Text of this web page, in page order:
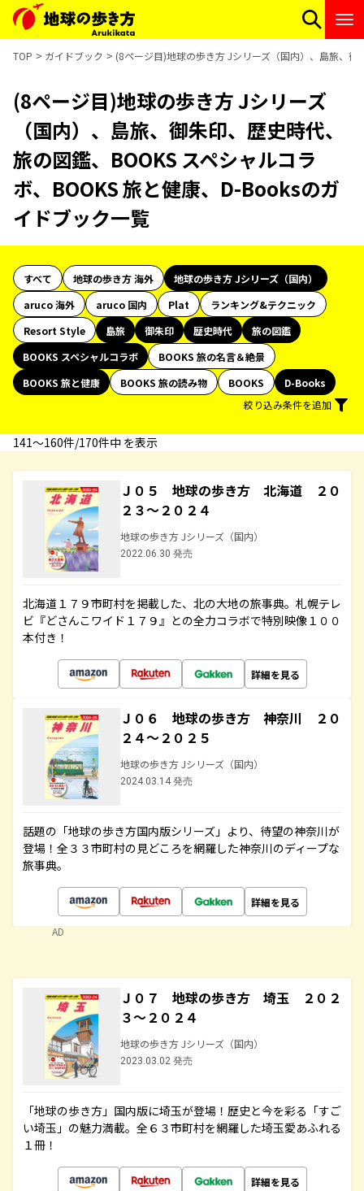
TOP ガイドブック (8ページ目)地球の歩き方 Jシリーズ（国内）、島旅、
(8ページ目)地球の歩き方 Jシリーズ
（国内）、島旅、御朱印、歴史時代、
旅の図鑑、BOOKS スペシャルコラ
ボ、BOOKS 旅と健康、D-Booksのガ
イドブック一覧
すべて 地球の歩き方 海外
地球の歩き方 Jシリーズ（国内）
aruco 海外
aruco 国内 Plat
ランキング&テクニック
Resort Style
島旅 御朱印 歴史時代
旅の図鑑
BOOKS スペシャルコラボ
BOOKS 旅の名言＆絶景
BOOKS 旅と健康
BOOKS 旅の読み物 BOOKS
D-Books
絞り込み条件を追加
141〜160件/170件中 を表示
Ｊ０５ 地球の歩き方 北海道 ２０
２３～２０２４
地球の歩き方 Jシリーズ（国内）
2022.06.30 発売
北海道１７９市町村を掲載した、北の大地の旅事典。札幌テレ
ビ『どさんこワイド１７９』との全力コラボで特別映像１００
本付き！
詳細を見る
Ｊ０６ 地球の歩き方 神奈川 ２０
２４～２０２５
地球の歩き方 Jシリーズ（国内）
2024.03.14 発売
話題の「地球の歩き方国内版シリーズ」より、待望の神奈川が
登場！全３３市町村の見どころを網羅した神奈川のディープな
旅事典。
詳細を見る
AD
Ｊ０７ 地球の歩き方 埼玉 ２０２
３～２０２４
地球の歩き方 Jシリーズ（国内）
2023.03.02 発売
「地球の歩き方」国内版に埼玉が登場！歴史と今を彩る「すご
い埼玉」の魅力満載。全６３市町村を網羅した埼玉愛あふれる
１冊！
詳細を見る